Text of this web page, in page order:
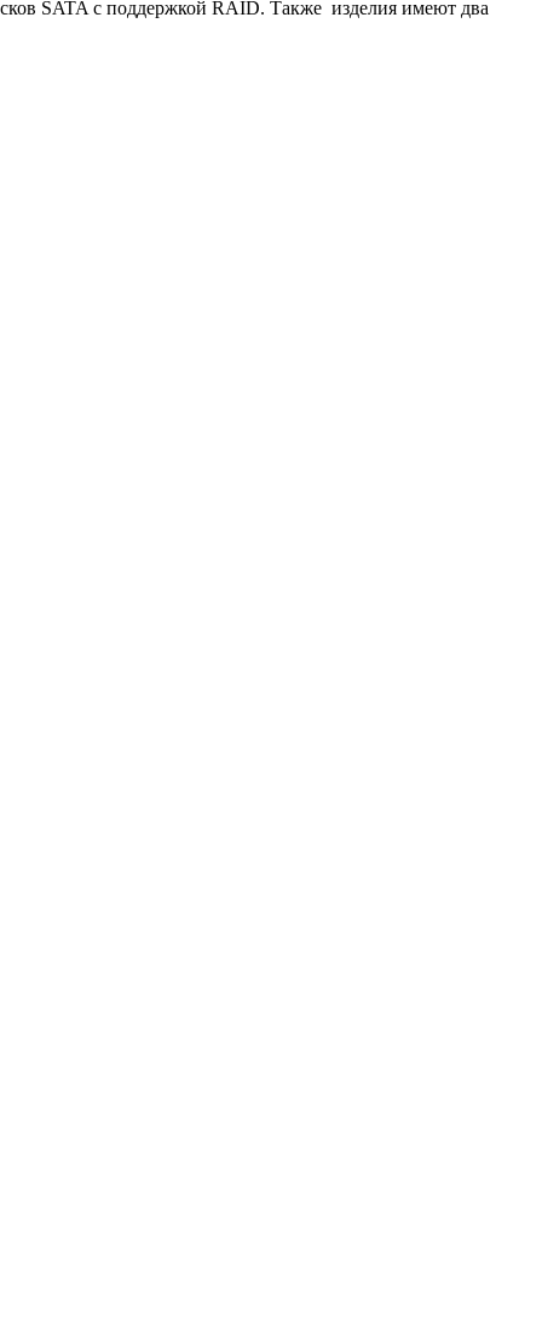
SATA с поддержкой RAID. Также изделия имеют два